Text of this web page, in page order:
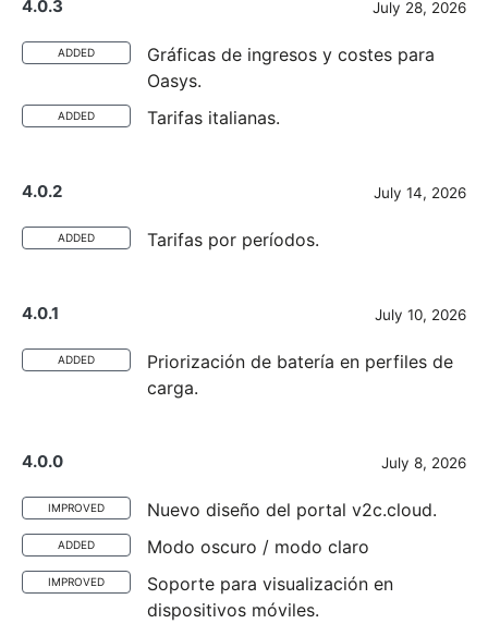
4.0.3 July 28, 2026
ADDED
Gráficas de ingresos y costes para
Oasys.
ADDED Tarifas italianas.
4.0.2 July 14, 2026
ADDED Tarifas por períodos.
4.0.1 July 10, 2026
ADDED
Priorización de batería en perfiles de
carga.
4.0.0 July 8, 2026
IMPROVED Nuevo diseño del portal v2c.cloud.
ADDED Modo oscuro / modo claro
IMPROVED
Soporte para visualización en
dispositivos móviles.